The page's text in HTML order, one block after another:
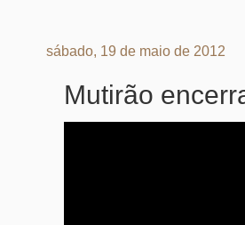
sábado, 19 de maio de 2012
Mutirão